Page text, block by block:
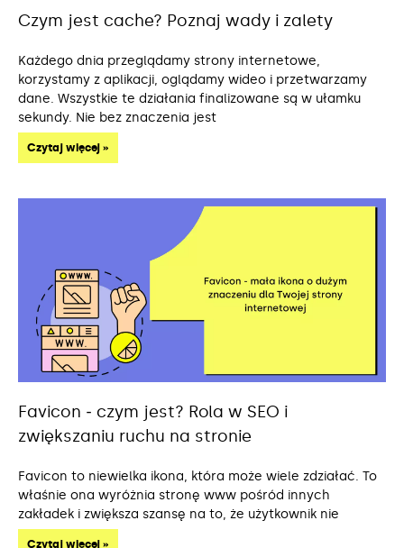
Czym jest cache? Poznaj wady i zalety
Każdego dnia przeglądamy strony internetowe,
korzystamy z aplikacji, oglądamy wideo i przetwarzamy
dane. Wszystkie te działania finalizowane są w ułamku
sekundy. Nie bez znaczenia jest
Czytaj więcej »
Favicon ‒ czym jest? Rola w SEO i
zwiększaniu ruchu na stronie
Favicon to niewielka ikona, która może wiele zdziałać. To
właśnie ona wyróżnia stronę www pośród innych
zakładek i zwiększa szansę na to, że użytkownik nie
Czytaj więcej »